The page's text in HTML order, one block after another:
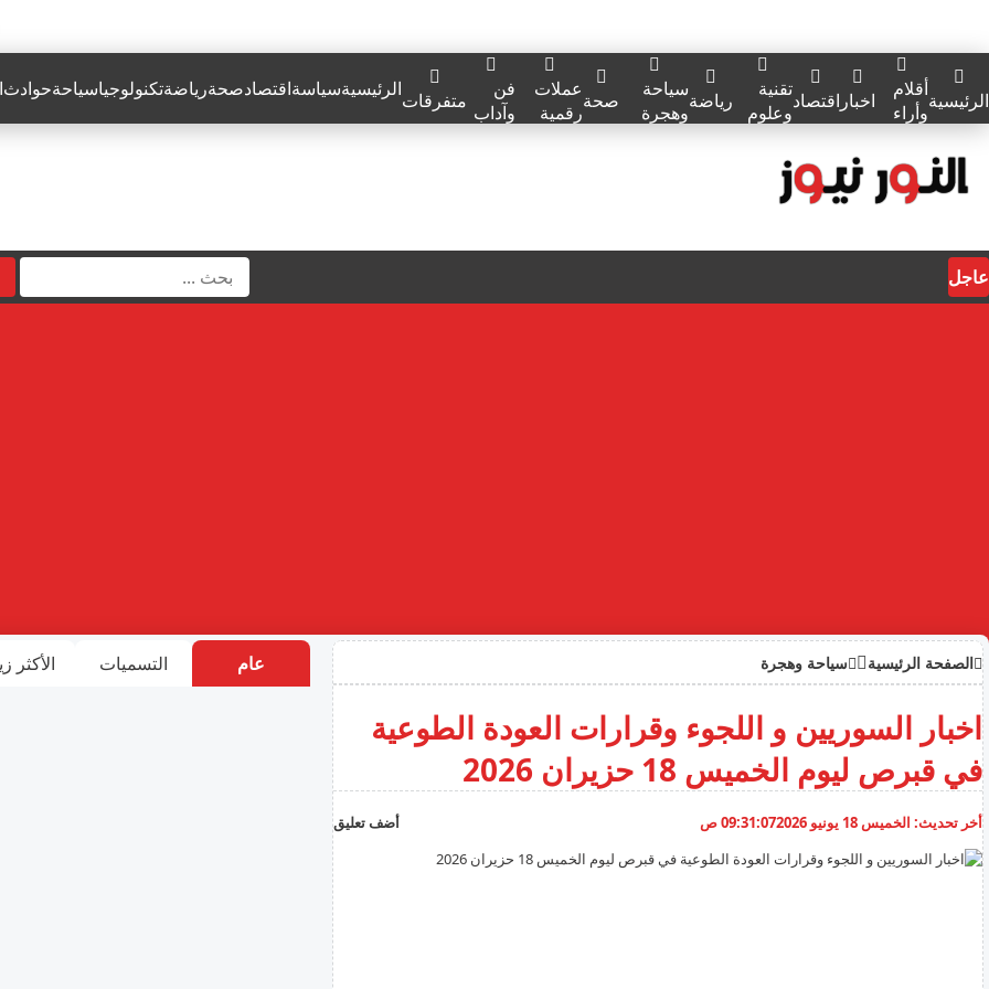
الرئيسيةأقلام
وأراء
اخبار اقتصادتقنية
وعلوم
رياضةسياحة
وهجرة
صحةعملات
رقمية
فن
وآداب متفرقاتالرئيسيةسياسةاقتصادصحةرياضةتكنولوجياسياحةحوادث
عاجل
الصفحة الرئيسية سياحة وهجرة
اخبار السوريين و اللجوء وقرارات العودة الطوعية
في قبرص ليوم الخميس 18 حزيران 2026
أخر تحديث: الخميس 18 يونيو 2026 09:31:07 ص أضف تعليق
عام التسميات الأكثر